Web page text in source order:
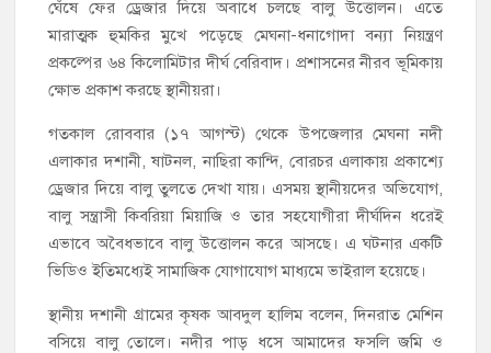
ঘেঁষে ফের ড্রেজার দিয়ে অবাধে চলছে বালু উত্তোলন। এতে
মারাত্মক হুমকির মুখে পড়েছে মেঘনা-ধনাগোদা বন্যা নিয়ন্ত্রণ
প্রকল্পের ৬৪ কিলোমিটার দীর্ঘ বেরিবাদ। প্রশাসনের নীরব ভূমিকায়
ক্ষোভ প্রকাশ করছে স্থানীয়রা।
গতকাল রোববার (১৭ আগস্ট) থেকে উপজেলার মেঘনা নদী
এলাকার দশানী, ষাটনল, নাছিরা কান্দি, বোরচর এলাকায় প্রকাশ্যে
ড্রেজার দিয়ে বালু তুলতে দেখা যায়। এসময় স্থানীয়দের অভিযোগ,
বালু সন্ত্রাসী কিবরিয়া মিয়াজি ও তার সহযোগীরা দীর্ঘদিন ধরেই
এভাবে অবৈধভাবে বালু উত্তোলন করে আসছে। এ ঘটনার একটি
ভিডিও ইতিমধ্যেই সামাজিক যোগাযোগ মাধ্যমে ভাইরাল হয়েছে।
স্থানীয় দশানী গ্রামের কৃষক আবদুল হালিম বলেন, দিনরাত মেশিন
বসিয়ে বালু তোলে। নদীর পাড় ধসে আমাদের ফসলি জমি ও